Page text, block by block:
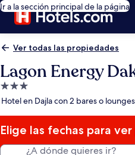
Ir a la sección principal de la página
Ver todas las propiedades
Lagon Energy
Propiedad
de
estrellas
Hotel en Dajla con 2 bares o
Elige las fechas para
¿A dónde quieres ir?